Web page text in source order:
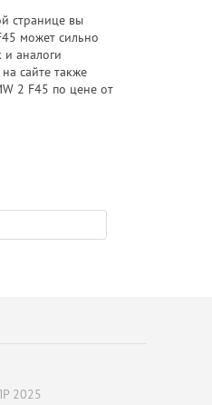
странице вы
может сильно
и аналоги
сайте также
2 F45 по цене от
2025